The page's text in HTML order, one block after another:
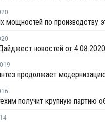
новостей от 4.08.2020